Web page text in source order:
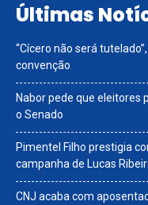
Últimas
“Cícero não será
convenção
Nabor pede que
o Senado
Pimentel Filho prestigia
campanha de Lucas
CNJ acaba com